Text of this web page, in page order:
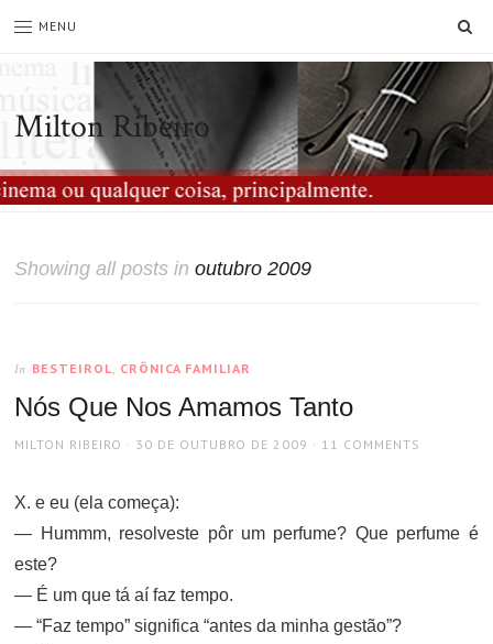
MENU
Milton Ribeiro
Showing all posts inoutubro 2009
In BESTEIROL, CRÔNICA FAMILIAR
Nós Que Nos Amamos Tanto
AUTHOR
MILTON RIBEIRO
POSTED
30 DE OUTUBRO DE 2009 11 COMMENTS
X. e eu (ela começa):
— Hummm, resolveste pôr um perfume? Que perfume é
este?
— É um que tá aí faz tempo.
— “Faz tempo” significa “antes da minha gestão”?